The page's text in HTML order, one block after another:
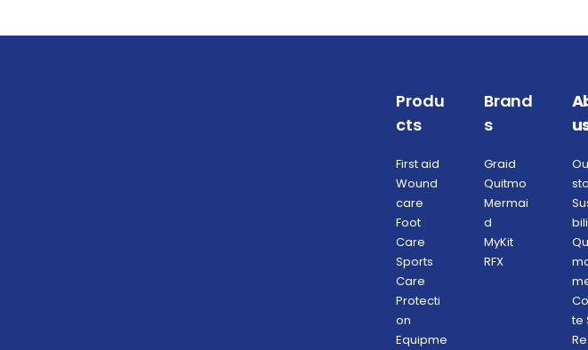
Produ
cts
First aid
Wound
care
Foot
Care
Sports
Care
Protecti
on
Equipme
Brand
s
Graid
Quitmo
Mermai
d
MyKit
RFX
te